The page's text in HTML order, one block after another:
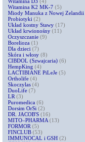
Witamina K2 MK-7 (5)
Miody Manuka z Nowej Zelandii
Probiotyki (2)
Układ kostny Stawy (17)
Układ krwionośny (11)
Oczyszczanie (9)
Borelioza (1)
Dla dzieci (7)
Skóra i włosy (8)
CIBDOL (Szwajcaria) (6)
HempKing (4)
LACTIBIANE PiLeJe (5)
Ortholife (4)
Skoczylas (4)
DuoLife (7)
LR (3)
Puromedica (6)
Dorsim OrSi (2)
DR. JACOB'S (16)
MITO–PHARMA (13)
FORMOR (5)
FINCLUB (53)
IMMUNOCAL i GSH (2)